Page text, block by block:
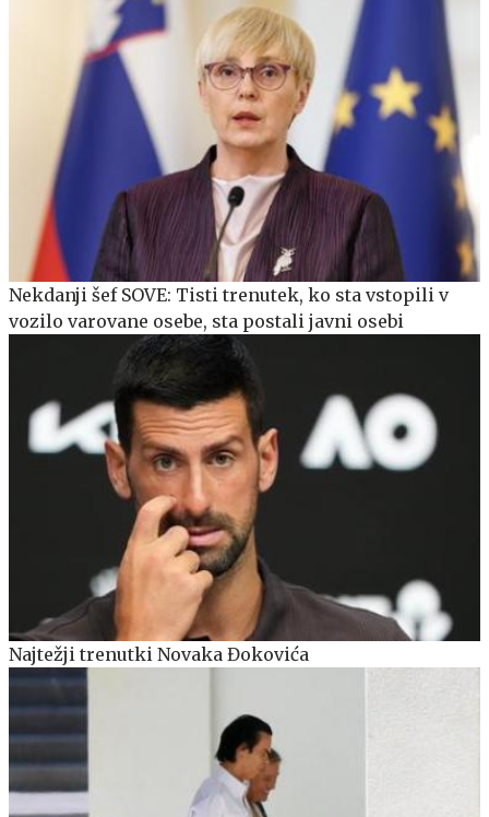
Nekdanji šef SOVE: Tisti trenutek, ko sta vstopili v
vozilo varovane osebe, sta postali javni osebi
Najtežji trenutki Novaka Đokovića